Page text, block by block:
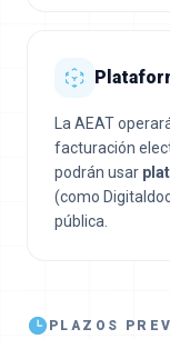
La AEAT
facturación
podrán usar
(como
pública.
PLAZOS